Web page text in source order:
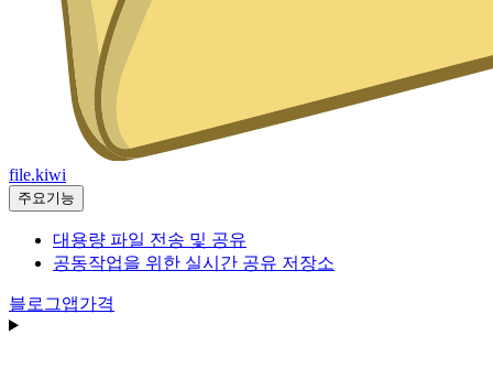
file.kiwi
주요기능
대용량 파일 전송 및 공유
공동작업을 위한 실시간 공유 저장소
블로그앱가격